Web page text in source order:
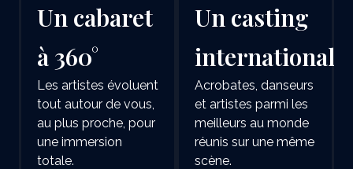
Un cabaret
à 360°
Les artistes évoluent
tout autour de vous,
au plus proche, pour
une immersion
totale.
Un casting
international
Acrobates, danseurs
et artistes parmi les
meilleurs au monde
réunis sur une même
scène.